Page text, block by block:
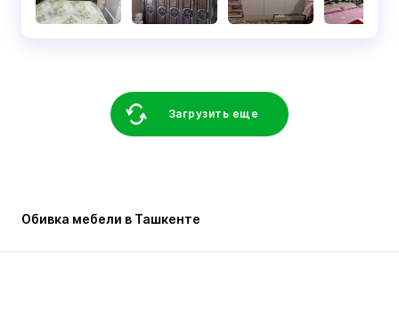
Загрузить еще
Обивка мебели в Ташкенте